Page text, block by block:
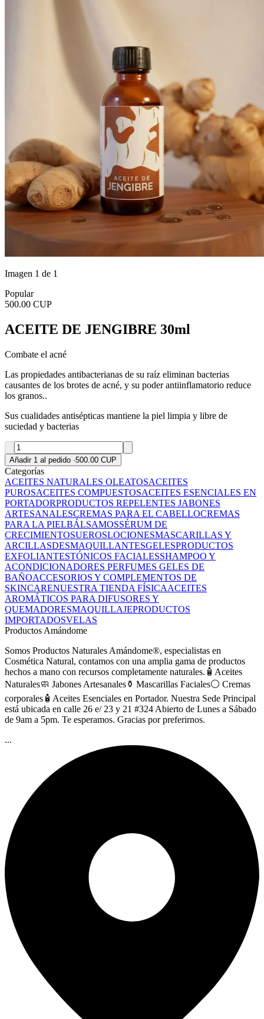
Imagen 1 de 1
Popular
500.00 CUP
ACEITE DE JENGIBRE 30ml
Combate el acné
Las propiedades antibacterianas de su raíz eliminan bacterias
causantes de los brotes de acné, y su poder antiinflamatorio reduce
los granos..
Sus cualidades antisépticas mantiene la piel limpia y libre de
suciedad y bacterias
Añadir 1 al pedido ·500.00 CUP
Categorías
ACEITES NATURALES OLEATOSACEITES
PUROSACEITES COMPUESTOSACEITES ESENCIALES EN
PORTADORPRODUCTOS REPELENTES JABONES
ARTESANALESCREMAS PARA EL CABELLOCREMAS
PARA LA PIELBÁLSAMOSSÉRUM DE
CRECIMIENTOSUEROSLOCIONESMASCARILLAS Y
ARCILLASDESMAQUILLANTESGELESPRODUCTOS
EXFOLIANTESTÓNICOS FACIALESSHAMPOO Y
ACONDICIONADORES PERFUMES GELES DE
BAÑOACCESORIOS Y COMPLEMENTOS DE
SKINCARENUESTRA TIENDA FÍSICAACEITES
AROMÁTICOS PARA DIFUSORES Y
QUEMADORESMAQUILLAJEPRODUCTOS
IMPORTADOSVELAS
Productos Amándome
Somos Productos Naturales Amándome®, especialistas en
Cosmética Natural, contamos con una amplia gama de productos
hechos a mano con recursos completamente naturales.🧴Aceites
Naturales🧼 Jabones Artesanales⚱️ Mascarillas Faciales⚪ Cremas
corporales🧴Aceites Esenciales en Portador. Nuestra Sede Principal
está ubicada en calle 26 e/ 23 y 21 #324 Abierto de Lunes a Sábado
de 9am a 5pm. Te esperamos. Gracias por preferirnos.
...